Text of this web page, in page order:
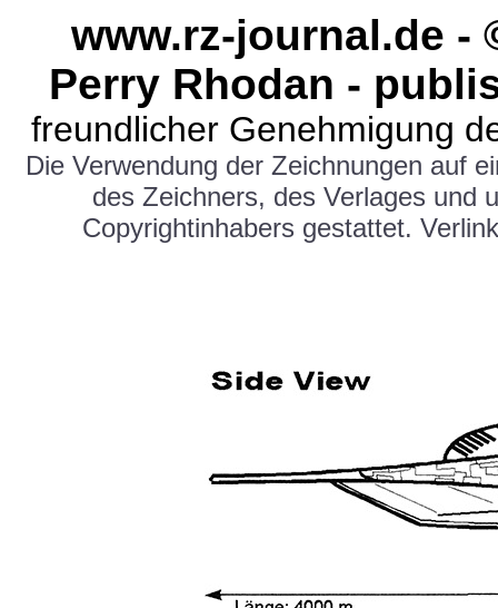
www.rz-journal.de -
Perry Rhodan -
freundlicher Genehmigung
Die Verwendung der Zeichnungen auf
des Zeichners, des Verlages und
Copyrightinhabers gestattet.